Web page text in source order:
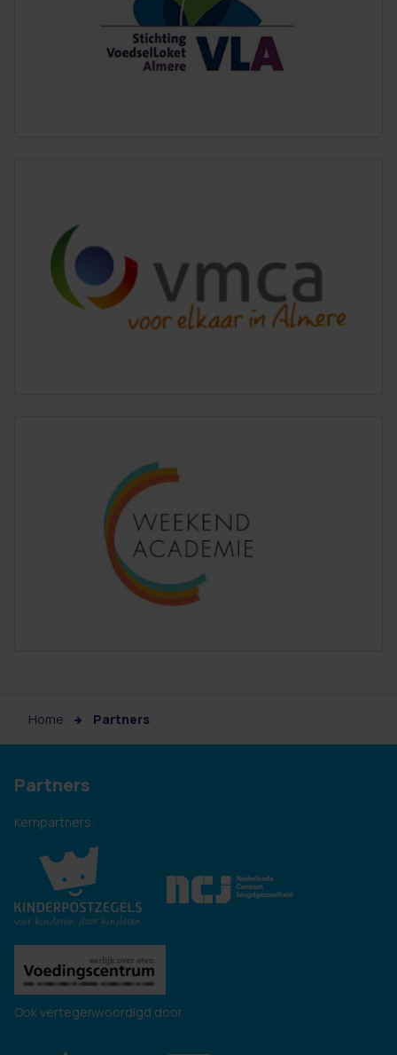
Home Partners
Partners
Kernpartners:
Ook vertegenwoordigd door: